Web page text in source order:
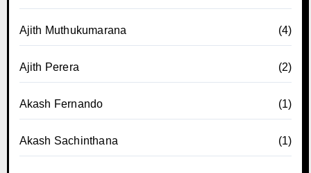
Ajith Muthukumarana (4)
Ajith Perera (2)
Akash Fernando (1)
Akash Sachinthana (1)